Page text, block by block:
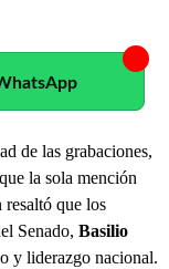
de las grabaciones,
la sola mención
resaltó que los
Senado, Basilio
y liderazgo nacional.